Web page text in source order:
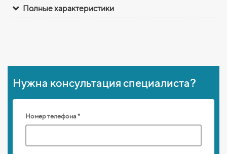
Полные характеристики
Нужна консультация специалиста?
Номер телефона *